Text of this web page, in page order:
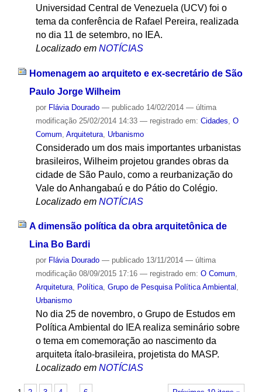
Universidad Central de Venezuela (UCV) foi o
tema da conferência de Rafael Pereira, realizada
no dia 11 de setembro, no IEA.
Localizado em NOTÍCIAS
Homenagem ao arquiteto e ex-secretário de São
Paulo Jorge Wilheim
por Flávia Dourado — publicado14/02/2014 — última
modificação25/02/2014 14:33 — registrado em: Cidades O
Comum Arquitetura, Urbanismo
Considerado um dos mais importantes urbanistas
brasileiros, Wilheim projetou grandes obras da
cidade de São Paulo, como a reurbanização do
Vale do Anhangabaú e do Pátio do Colégio.
Localizado em NOTÍCIAS
A dimensão política da obra arquitetônica de
Lina Bo Bardi
por Flávia Dourado — publicado13/11/2014 — última
modificação08/09/2015 17:16 — registrado em: O Comum,
Arquitetura, Política, Grupo de Pesquisa Política Ambiental ,
Urbanismo
No dia 25 de novembro, o Grupo de Estudos em
Política Ambiental do IEA realiza seminário sobre
o tema em comemoração ao nascimento da
arquiteta ítalo-brasileira, projetista do MASP.
Localizado em NOTÍCIAS